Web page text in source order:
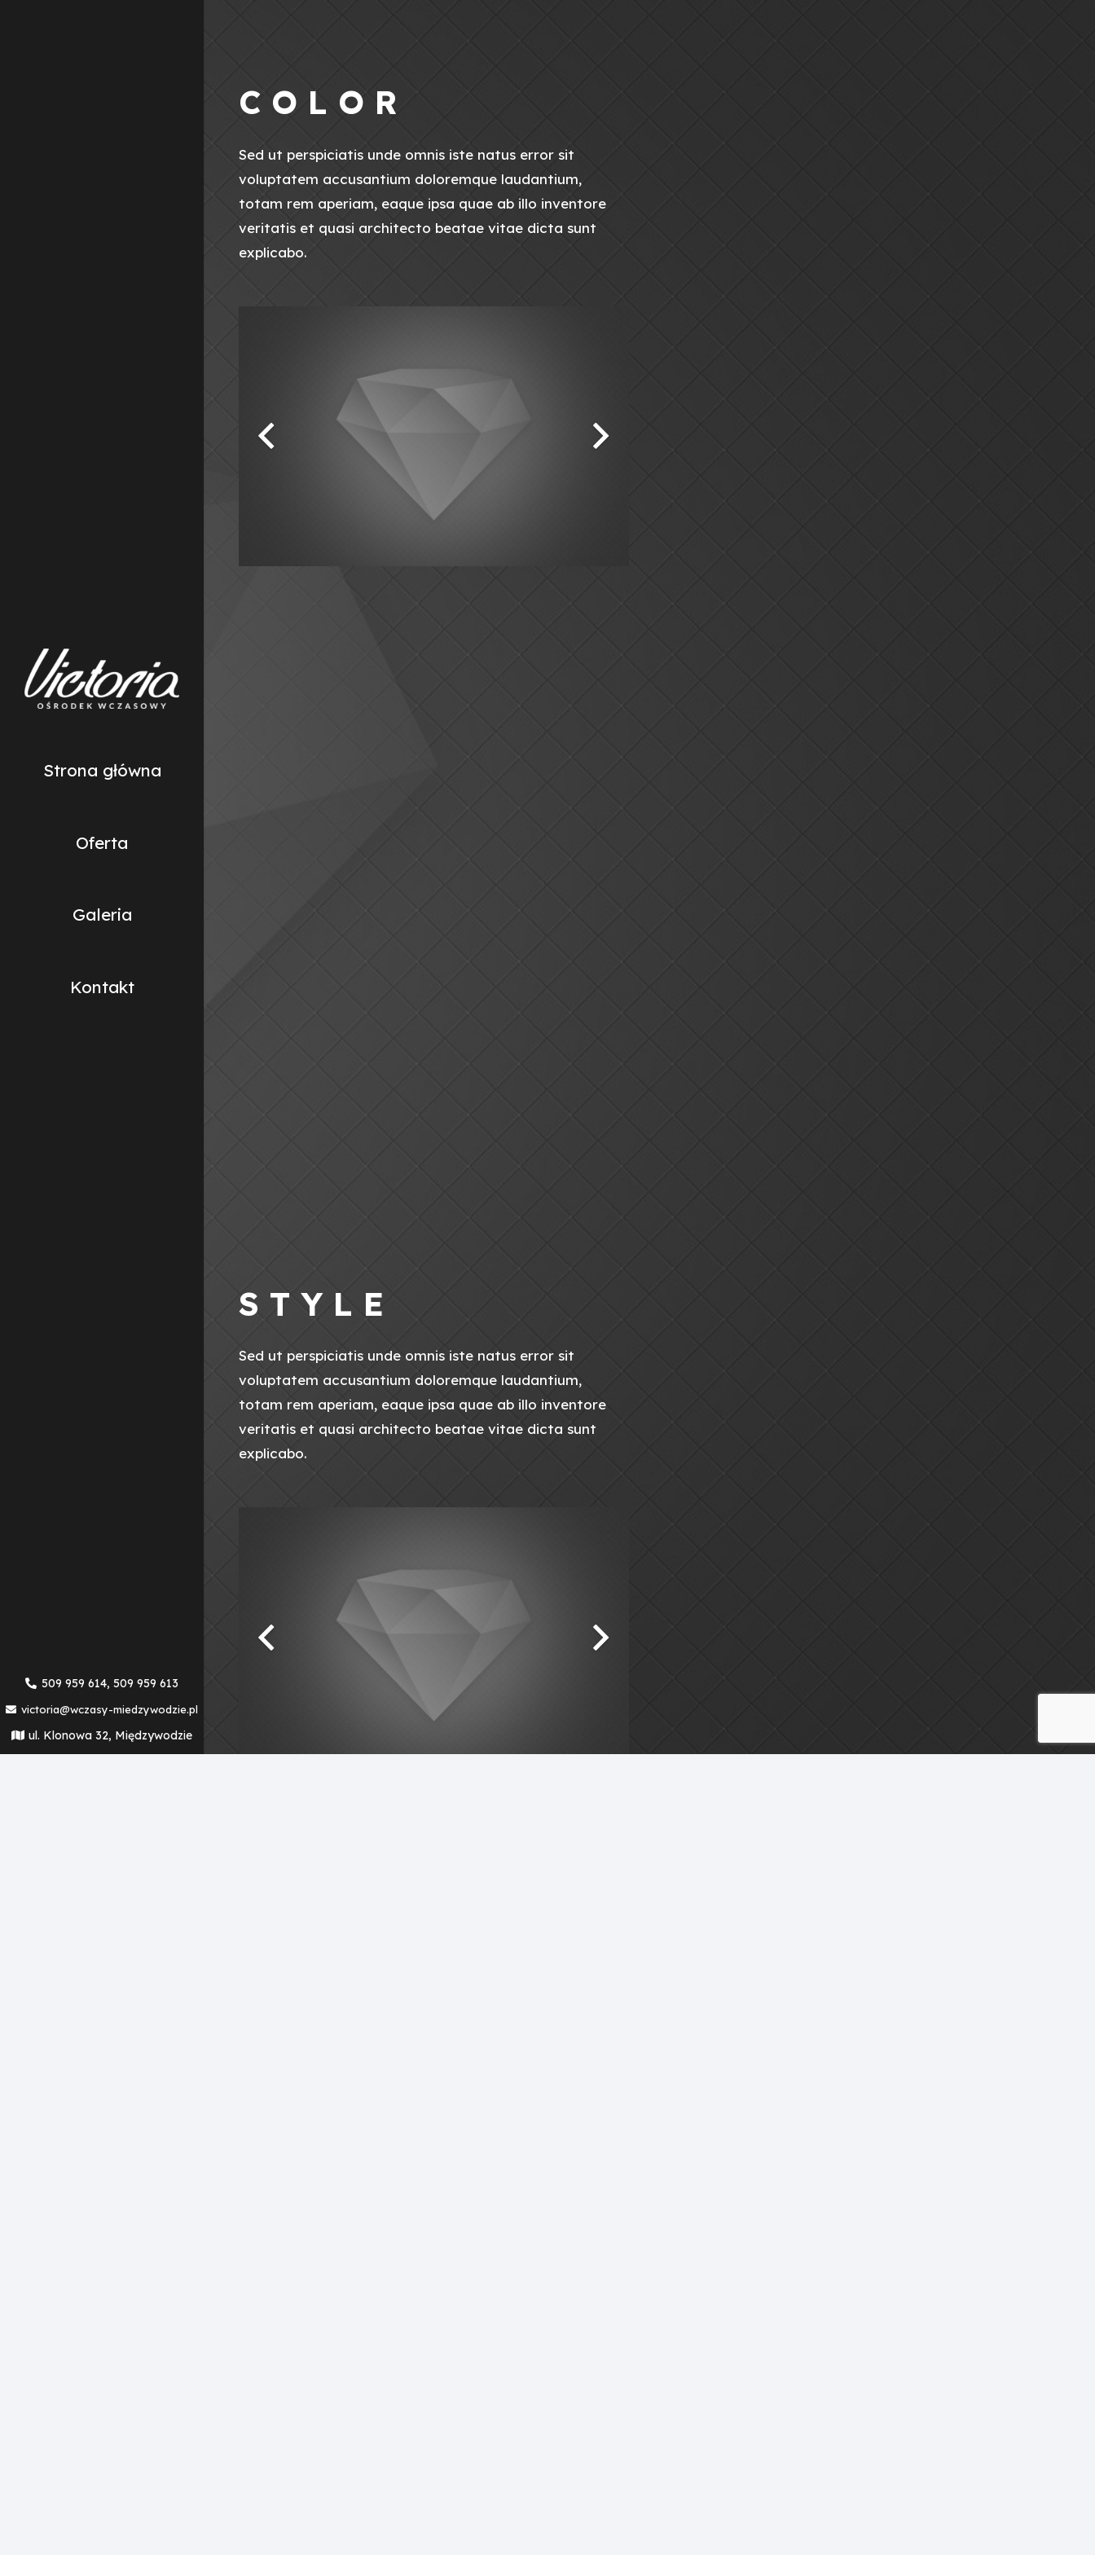
Strona główna
Oferta
Galeria
Kontakt
509 959 614, 509 959 613
victoria@wczasy-miedzywodzie.pl
ul. Klonowa 32, Międzywodzie
C O L O R
Sed ut perspiciatis unde omnis iste natus error sit
voluptatem accusantium doloremque laudantium,
totam rem aperiam, eaque ipsa quae ab illo inventore
veritatis et quasi architecto beatae vitae dicta sunt
explicabo.
S T Y L E
Sed ut perspiciatis unde omnis iste natus error sit
voluptatem accusantium doloremque laudantium,
totam rem aperiam, eaque ipsa quae ab illo inventore
veritatis et quasi architecto beatae vitae dicta sunt
explicabo.